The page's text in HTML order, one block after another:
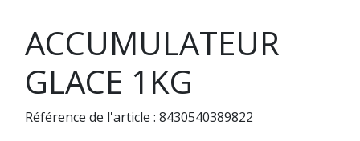
ACCUMULATEUR
GLACE 1KG
Référence de l'article : 8430540389822